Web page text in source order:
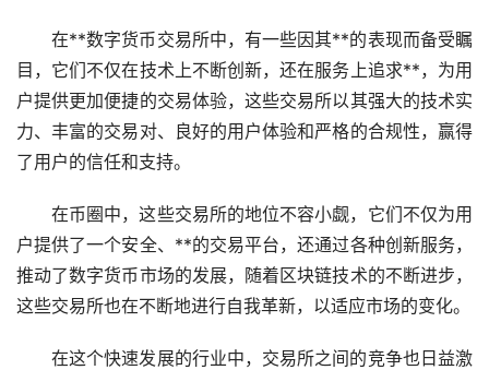
在**数字货币交易所中，有一些因其**的表现而备受瞩
目，它们不仅在技术上不断创新，还在服务上追求**，为用
户提供更加便捷的交易体验，这些交易所以其强大的技术实
力、丰富的交易对、良好的用户体验和严格的合规性，赢得
了用户的信任和支持。
在币圈中，这些交易所的地位不容小觑，它们不仅为用
户提供了一个安全、**的交易平台，还通过各种创新服务，
推动了数字货币市场的发展，随着区块链技术的不断进步，
这些交易所也在不断地进行自我革新，以适应市场的变化。
在这个快速发展的行业中，交易所之间的竞争也日益激